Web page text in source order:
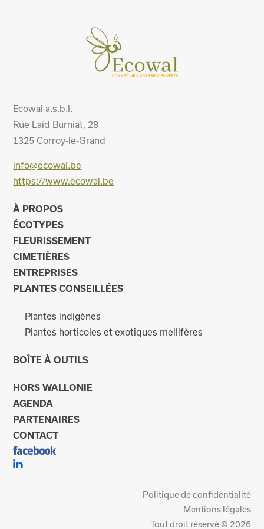
Ecowal a.s.b.l.
Rue Laid Burniat, 28
1325 Corroy-le-Grand
info@ecowal.be
https://www.ecowal.be
À PROPOS
ÉCOTYPES
FLEURISSEMENT
CIMETIÈRES
ENTREPRISES
PLANTES CONSEILLÉES
Plantes indigènes
Plantes horticoles et exotiques mellifères
BOÎTE À OUTILS
HORS WALLONIE
AGENDA
PARTENAIRES
CONTACT
Politique de confidentialité
Mentions légales
Tout droit réservé © 2026